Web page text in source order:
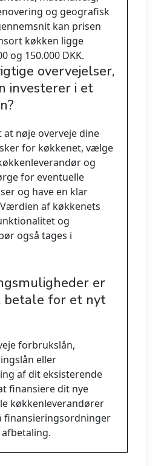
og geografisk
kan prisen
køkken ligge
og 150.000 DKK.
overvejelser,
investerer i et
at nøje overveje dine
for køkkenet, vælge
og
for eventuelle
og have en klar
af køkkenets
og
også tages i
er
betale for et nyt
forbrukslån,
eller
af dit eksisterende
finansiere dit nye
køkkenleverandører
finansieringsordninger